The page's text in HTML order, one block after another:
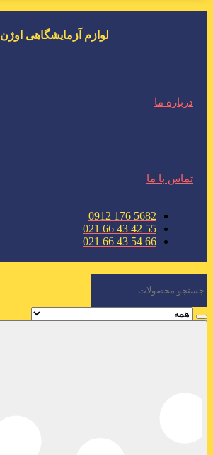
لوازم آزمایشگاهی اوژن
درباره ما
تماس با ما
5682 176 0912
55 42 43 66 021
66 54 43 66 021